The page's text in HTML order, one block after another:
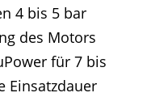
4 bis 5 bar
des Motors
für 7 bis
Einsatzdauer